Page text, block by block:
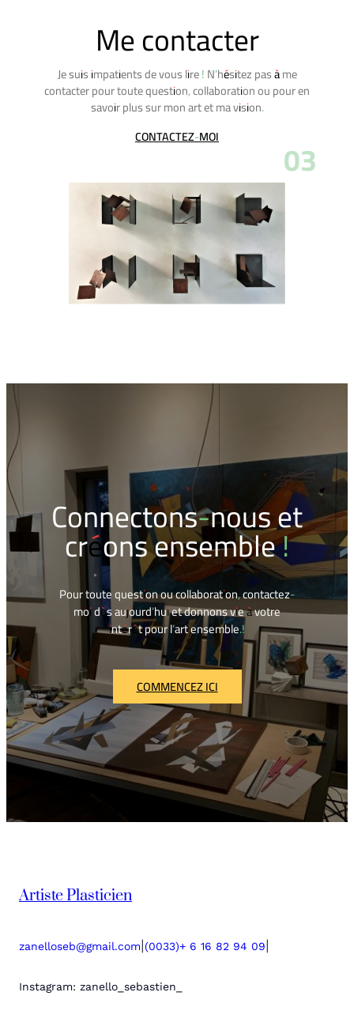
Me contacter
Je suis impatients de vous lire ! N’hésitez pas à me
contacter pour toute question, collaboration ou pour en
savoir plus sur mon art et ma vision.
CONTACTEZ-MOI
03
Connectons-nous et
créons ensemble !
Pour toute question ou collaboration, contactez-
moi dès aujourd’hui et donnons vie à votre
intérêt pour l’art ensemble.!
COMMENCEZ ICI
Artiste Plasticien
zanelloseb@gmail.com (0033)+ 6 16 82 94 09
Instagram: zanello_sebastien_